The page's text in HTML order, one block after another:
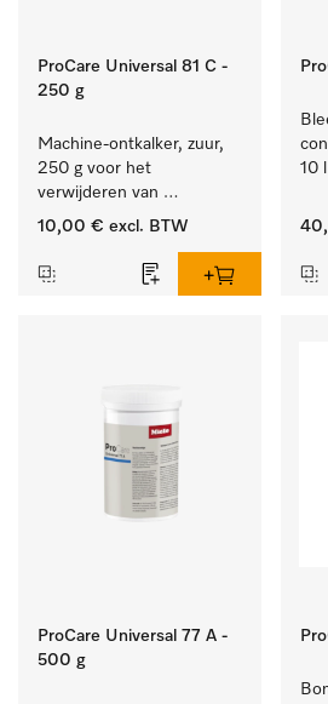
ProCare Universal 81 C -
250 g
Machine-ontkalker, zuur,
250 g voor het
verwijderen van
hardnekkige kalkaanslag.
10,00 € excl. BTW
10
ProCare Universal 77 A -
500 g